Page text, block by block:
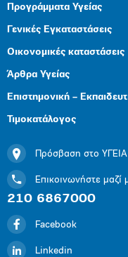
Προγράμματα Υγείας
Γενικές Εγκαταστάσεις
Οικονομικές καταστάσεις
Άρθρα Υγείας
Επιστημονική –
Τιμοκατάλογος
Πρόσβαση στο ΥΓΕΙΑ
Επικοινωνήστε μαζί
210 6867000
Facebook
Linkedin